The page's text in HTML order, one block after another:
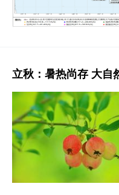
立秋：暑热尚存 大自